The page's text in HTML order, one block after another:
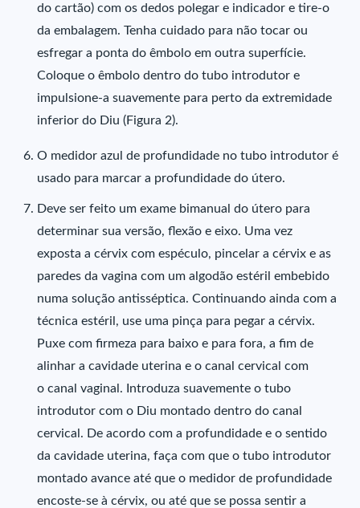
do cartão) com os dedos polegar e indicador e tire-o
da embalagem. Tenha cuidado para não tocar ou
esfregar a ponta do êmbolo em outra superfície.
Coloque o êmbolo dentro do tubo introdutor e
impulsione-a suavemente para perto da extremidade
inferior do Diu (Figura 2).
O medidor azul de profundidade no tubo introdutor é
usado para marcar a profundidade do útero.
Deve ser feito um exame bimanual do útero para
determinar sua versão, flexão e eixo. Uma vez
exposta a cérvix com espéculo, pincelar a cérvix e as
paredes da vagina com um algodão estéril embebido
numa solução antisséptica. Continuando ainda com a
técnica estéril, use uma pinça para pegar a cérvix.
Puxe com firmeza para baixo e para fora, a fim de
alinhar a cavidade uterina e o canal cervical com
o canal vaginal. Introduza suavemente o tubo
introdutor com o Diu montado dentro do canal
cervical. De acordo com a profundidade e o sentido
da cavidade uterina, faça com que o tubo introdutor
montado avance até que o medidor de profundidade
encoste-se à cérvix, ou até que se possa sentir a